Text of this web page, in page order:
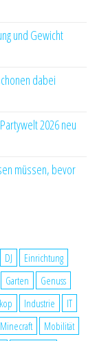
und Gewicht
dabei
2026 neu
müssen, bevor
DJ
Einrichtung
Garten
Genuss
Industrie
IT
Minecraft
Mobilität